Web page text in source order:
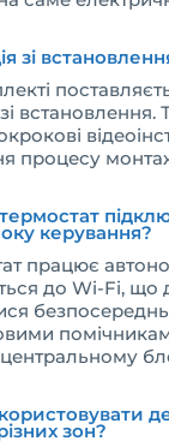
зі
зі
процесу
керування?
працює
до Wi-Fi, що
зон?